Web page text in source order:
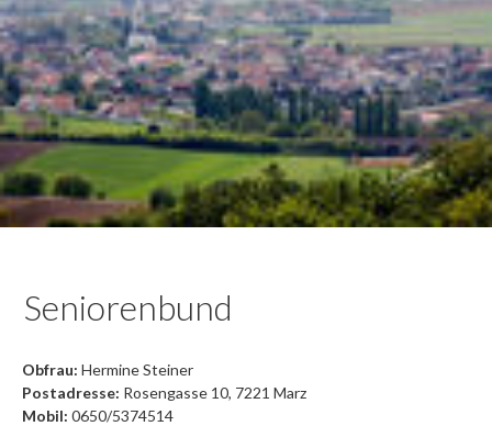
Seniorenbund
Obfrau: Hermine Steiner
Postadresse: Rosengasse 10, 7221 Marz
Mobil: 0650/5374514